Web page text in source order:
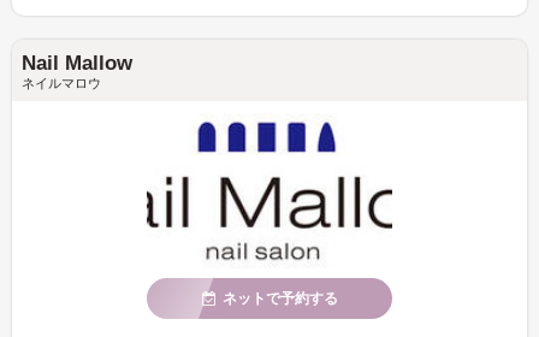
Nail Mallow
ネイルマロウ
ネットで予約する